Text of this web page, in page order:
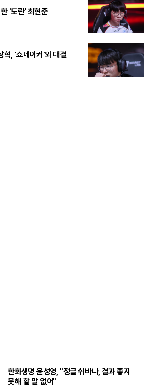
'도란' 최현준
혁, '쇼메이커'와 대결
한화생명 윤성영, "정글 쉬바나, 결과 좋지
못해 할 말 없어"